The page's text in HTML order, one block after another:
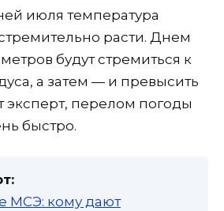
июля температура
расти. Днем
будут стремиться к
а затем — и превысить
эксперт, перелом погоды
быстро.
МСЭ: кому дают